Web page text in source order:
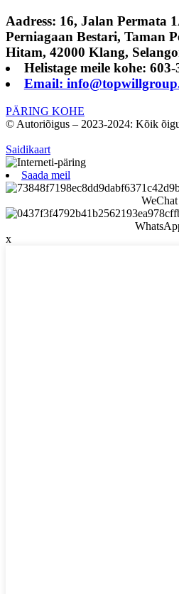
Aadress: 16, Jalan Permata
Perniagaan Bestari, Taman
Hitam, 42000 Klang,
Helistage meile kohe: 603-
Email:
PÄRING KOHE
© Autoriõigus – 2023-2024: Kõik
Saidikaart
Saada meil
WeChat
x